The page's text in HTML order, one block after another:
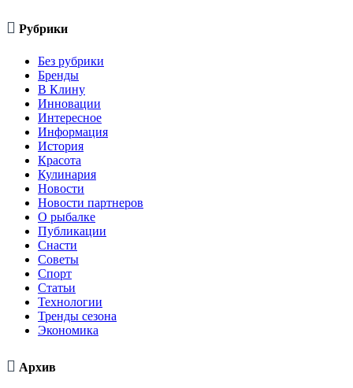
 Рубрики
Без рубрики
Бренды
В Клину
Инновации
Интересное
Информация
История
Красота
Кулинария
Новости
Новости партнеров
О рыбалке
Публикации
Снасти
Советы
Спорт
Статьи
Технологии
Тренды сезона
Экономика
 Архив